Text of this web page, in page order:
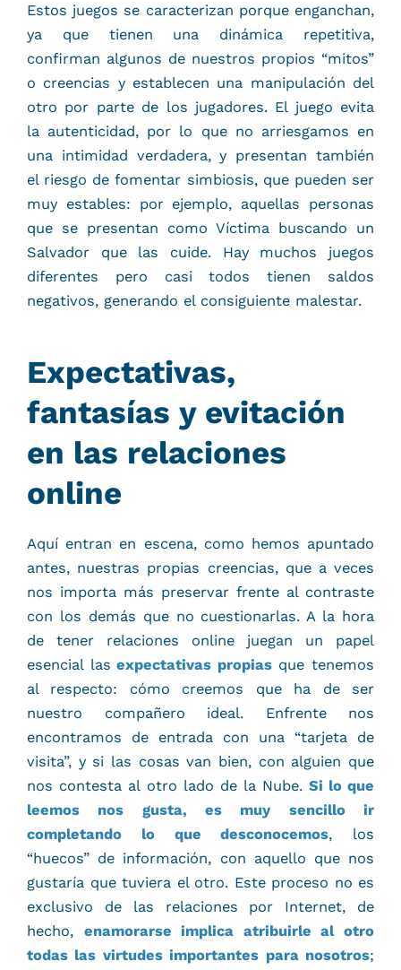
Estos juegos se caracterizan porque enganchan,
ya que tienen una dinámica repetitiva,
confirman algunos de nuestros propios “mitos”
o creencias y establecen una manipulación del
otro por parte de los jugadores. El juego evita
la autenticidad, por lo que no arriesgamos en
una intimidad verdadera, y presentan también
el riesgo de fomentar simbiosis, que pueden ser
muy estables: por ejemplo, aquellas personas
que se presentan como Víctima buscando un
Salvador que las cuide. Hay muchos juegos
diferentes pero casi todos tienen saldos
negativos, generando el consiguiente malestar.
Expectativas,
fantasías y evitación
en las relaciones
online
Aquí entran en escena, como hemos apuntado
antes, nuestras propias creencias, que a veces
nos importa más preservar frente al contraste
con los demás que no cuestionarlas. A la hora
de tener relaciones online juegan un papel
esencial las expectativas propiasque tenemos
al respecto: cómo creemos que ha de ser
nuestro compañero ideal. Enfrente nos
encontramos de entrada con una “tarjeta de
visita”, y si las cosas van bien, con alguien que
nos contesta al otro lado de la Nube. Si lo que
leemos nos gusta, es muy sencillo ir
completando lo que desconocemos, los
“huecos” de información, con aquello que nos
gustaría que tuviera el otro. Este proceso no es
exclusivo de las relaciones por Internet, de
hecho, enamorarse implica atribuirle al otro
todas las virtudes importantes para nosotros;